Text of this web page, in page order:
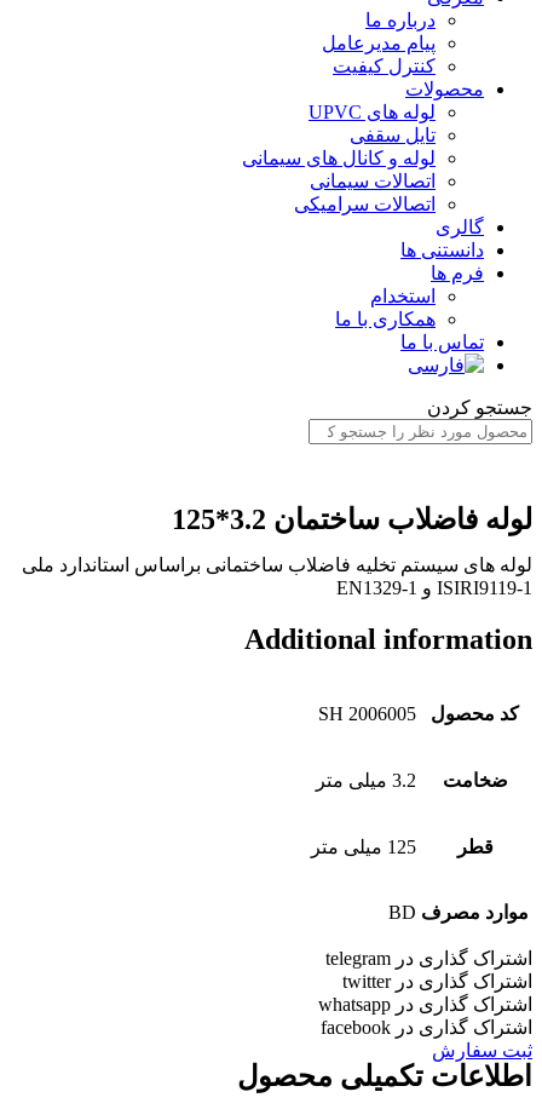
درباره ما
پیام مدیرعامل
کنترل کیفیت
محصولات
لوله های UPVC
تایل سقفی
لوله و کانال های سیمانی
اتصالات سیمانی
اتصالات سرامیکی
گالری
دانستنی ها
فرم ها
استخدام
همکاری با ما
تماس با ما
جستجو کردن
لوله فاضلاب ساختمان 3.2*125
لوله های سیستم تخلیه فاضلاب ساختمانی براساس استاندارد ملی
ISIRI9119-1 و EN1329-1
Additional information
کد محصول SH 2006005
ضخامت 3.2 میلی متر
قطر 125 میلی متر
موارد مصرف BD
اشتراک گذاری در telegram
اشتراک گذاری در twitter
اشتراک گذاری در whatsapp
اشتراک گذاری در facebook
ثبت سفارش
اطلاعات تکمیلی محصول